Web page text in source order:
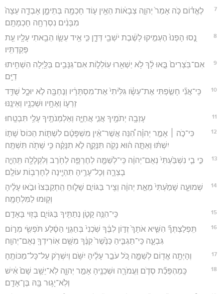
7
לֶאֱד֗וֹם כֹּ֤ה אָמַר֙ יְהוָ֣ה צְבָא֔וֹת הַאֵ֥ין ע֛וֹד חָכְמָ֖ה בְּתֵימָ֑ן אָבְדָ֤ה עֵצָה֙
מִבָּנִ֔ים נִסְרְחָ֖ה חָכְמָתָֽם׃
8
נֻ֤סוּ הָפְנוּ֙ הֶעְמִ֣יקוּ לָשֶׁ֔בֶת יֹשְׁבֵ֖י דְּדָ֑ן כִּ֣י אֵ֥יד עֵשָׂ֛ו הֵבֵ֥אתִי עָלָ֖יו עֵ֥ת
פְּקַדְתִּֽיו׃
9
אִם־בֹּֽצְרִים֙ בָּ֣אוּ לָ֔ךְ לֹ֥א יַשְׁאִ֖רוּ עֽוֹלֵל֑וֹת אִם־גַּנָּבִ֥ים בַּלַּ֖יְלָה הִשְׁחִ֥יתוּ
דַיָּֽם׃
10
כִּֽי־אֲנִ֞י חָשַׂ֣פְתִּי אֶת־עֵשָׂ֗ו גִּלֵּ֙יתִי֙ אֶת־מִסְתָּרָ֔יו וְנֶחְבָּ֖ה לֹ֣א יוּכָ֑ל שֻׁדַּ֥ד
זַרְע֛וֹ וְאֶחָ֥יו וּשְׁכֵנָ֖יו וְאֵינֶֽנּוּ׃
11 עָזְבָ֥ה יְתֹמֶ֖יךָ אֲנִ֣י אֲחַיֶּ֑ה וְאַלְמְנֹתֶ֖יךָ עָלַ֥י תִּבְטָֽחוּ׃
12
כִּי־כֹ֣ה ׀ אָמַ֣ר יְהוָ֗ה הִ֠נֵּה אֲשֶׁר־אֵ֨ין מִשְׁפָּטָ֜ם לִשְׁתּ֤וֹת הַכּוֹס֙ שָׁת֣וֹ
יִשְׁתּ֔וּ וְאַתָּ֣ה ה֔וּא נָקֹ֖ה תִּנָּקֶ֑ה לֹ֣א תִנָּקֶ֔ה כִּ֥י שָׁתֹ֖ה תִּשְׁתֶּֽה׃
13
כִּ֣י בִ֤י נִשְׁבַּ֙עְתִּי֙ נְאֻם־יְהוָ֔ה כִּֽי־לְשַׁמָּ֧ה לְחֶרְפָּ֛ה לְחֹ֥רֶב וְלִקְלָלָ֖ה תִּֽהְיֶ֣ה
בָצְרָ֑ה וְכָל־עָרֶ֥יהָ תִהְיֶ֖ינָה לְחָרְב֥וֹת עוֹלָֽם׃
14
שְׁמוּעָ֤ה שָׁמַ֙עְתִּי֙ מֵאֵ֣ת יְהוָ֔ה וְצִ֖יר בַּגּוֹיִ֣ם שָׁל֑וּחַ הִֽתְקַבְּצוּ֙ וּבֹ֣אוּ עָלֶ֔יהָ
וְק֖וּמוּ לַמִּלְחָמָֽה׃
15 כִּֽי־הִנֵּ֥ה קָטֹ֛ן נְתַתִּ֖יךָ בַּגּוֹיִ֑ם בָּז֖וּי בָּאָדָֽם׃
16
תִּֽפְלַצְתְּךָ֞ הִשִּׁ֤יא אֹתָךְ֙ זְד֣וֹן לִבֶּ֔ךָ שֹֽׁכְנִי֙ בְּחַגְוֵ֣י הַסֶּ֔לַע תֹּפְשִׂ֖י מְר֣וֹם
גִּבְעָ֑ה כִּֽי־תַגְבִּ֤יהַ כַּנֶּ֙שֶׁר֙ קִנֶּ֔ךָ מִשָּׁ֥ם אֽוֹרִידְךָ֖ נְאֻם־יְהוָֽה׃
17 וְהָיְתָ֥ה אֱד֖וֹם לְשַׁמָּ֑ה כֹּ֚ל עֹבֵ֣ר עָלֶ֔יהָ יִשֹּׁ֥ם וְיִשְׁרֹ֖ק עַל־כָּל־מַכּוֹתֶֽהָ׃
18
כְּֽמַהְפֵּכַ֞ת סְדֹ֧ם וַעֲמֹרָ֛ה וּשְׁכֵנֶ֖יהָ אָמַ֣ר יְהוָ֑ה לֹֽא־יֵשֵׁ֥ב שָׁם֙ אִ֔ישׁ
וְלֹֽא־יָג֥וּר בָּ֖הּ בֶּן־אָדָֽם׃